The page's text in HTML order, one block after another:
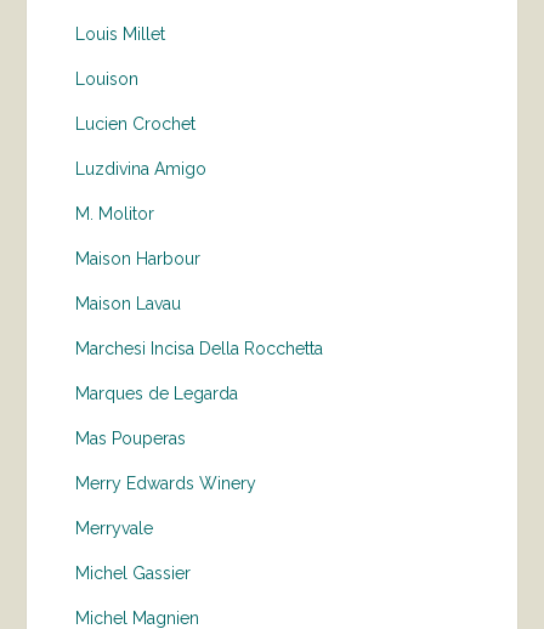
Louis Millet
Louison
Lucien Crochet
Luzdivina Amigo
M. Molitor
Maison Harbour
Maison Lavau
Marchesi Incisa Della Rocchetta
Marques de Legarda
Mas Pouperas
Merry Edwards Winery
Merryvale
Michel Gassier
Michel Magnien